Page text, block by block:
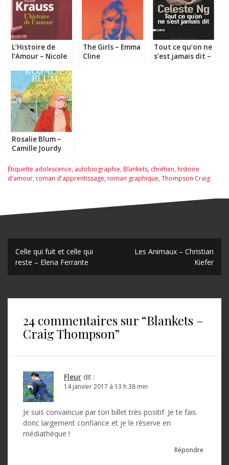
L’Histoire de
l’Amour – Nicole
The Girls – Emma
Cline
Tout ce qu’on ne
s’est jamais dit –
Rosalie Blum –
Camille Jourdy
Étiquette adolescence, autobiographie,Blankets, chrétien,histoire
d'amour,roman d'apprentissage,roman graphique,Thompson Craig
N
a
Celle qui fuit et celle qui
reste – Elena Ferrante
Les Animaux – Christian
Kiefer
24 commentaires sur “Blankets –
Craig Thompson”
Fleur dit :
14 janvier 2017 à 13 h 38 min
Je suis convaincue par ton billet très positif. Je te fais
donc largement confiance et je le réserve en
médiathèque !
Répondre